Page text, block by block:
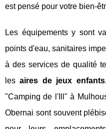
est pensé pour votre bien-
Les équipements y sont
points d'eau, sanitaires
à des services de qualité
lesaires de jeux enfants
"Camping de l'Ill" à
Obernai sont souvent